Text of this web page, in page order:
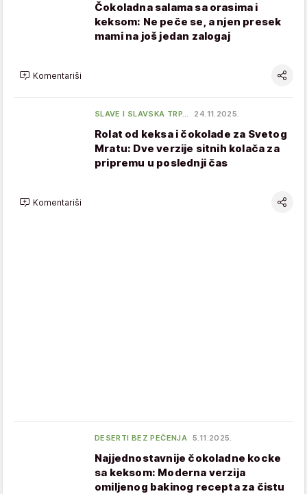
Čokoladna salama sa orasima i
keksom: Ne peče se, a njen presek
mami na još jedan zalogaj
Komentariši
SLAVE I SLAVSKA TRP… 24.11.2025.
Rolat od keksa i čokolade za Svetog
Mratu: Dve verzije sitnih kolača za
pripremu u poslednji čas
Komentariši
DESERTI BEZ PEČENJA 5.11.2025.
Najjednostavnije čokoladne kocke
sa keksom: Moderna verzija
omiljenog bakinog recepta za čistu